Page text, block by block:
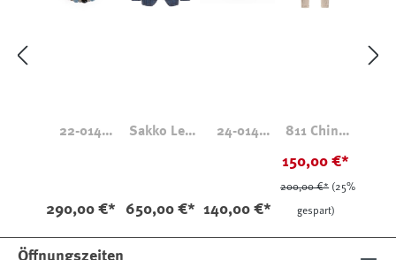
22-014
290,00 €*
Sakko Lex
650,00 €*
24-014
140,00 €*
811 Chino
Tapered
Slim
150,00 €*
200,00 €* (25%
gespart)
Öffnungszeiten